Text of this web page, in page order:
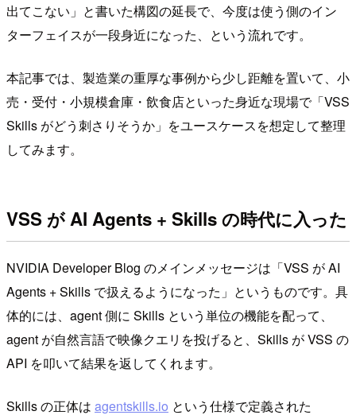
出てこない」と書いた構図の延長で、今度は使う側のイン
ターフェイスが一段身近になった、という流れです。
本記事では、製造業の重厚な事例から少し距離を置いて、小
売・受付・小規模倉庫・飲食店といった身近な現場で「VSS
Skills がどう刺さりそうか」をユースケースを想定して整理
してみます。
VSS が AI Agents + Skills の時代に入った
NVIDIA Developer Blog のメインメッセージは「VSS が AI
Agents + Skills で扱えるようになった」というものです。具
体的には、agent 側に Skills という単位の機能を配って、
agent が自然言語で映像クエリを投げると、Skills が VSS の
API を叩いて結果を返してくれます。
Skills の正体は agentskills.io という仕様で定義された